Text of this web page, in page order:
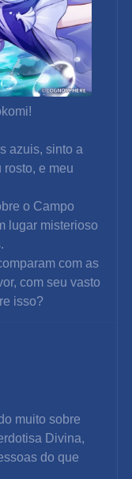
azuis, sinto a
e meu
o Campo
lugar misterioso
com as
com seu vasto
isso?
muito sobre
Divina,
do que